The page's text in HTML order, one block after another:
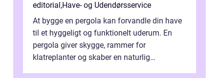
editorial,Have- og Udendørsservice
At bygge en pergola kan forvandle din have
til et hyggeligt og funktionelt uderum. En
pergola giver skygge, rammer for
klatreplanter og skaber en naturlig